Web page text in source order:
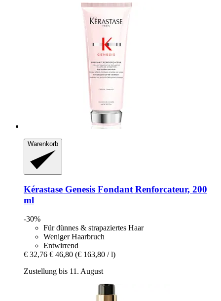
Warenkorb
Kérastase Genesis Fondant Renforcateur, 200
ml
-30%
Für dünnes & strapaziertes Haar
Weniger Haarbruch
Entwirrend
€ 32,76 € 46,80 (€ 163,80 / l)
Zustellung bis 11. August